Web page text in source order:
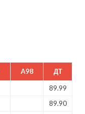
A98 ДТ
89.99
89.90